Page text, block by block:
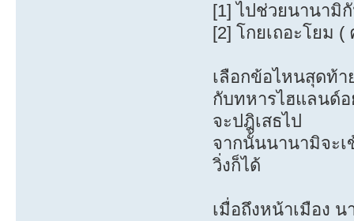
[1] ไปช่วยนานามิ
[2] โกยเถอะโยม
เลือกข้อไหนสุดท้า
กับทหารไฮแลนด์อ
จะปฎิเสธไป
จากนั้นนานามิจะเ
วิ่งก็ได้
เมื่อถึงหน้าเมือง